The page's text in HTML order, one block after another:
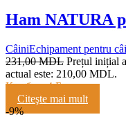
Ham NATURA
CâiniEchipament pentru
231,00MDL Prețul inițial
actual este: 210,00 MDL.
Кешбэк:4 Балла
Citeşte mai mult
-9%